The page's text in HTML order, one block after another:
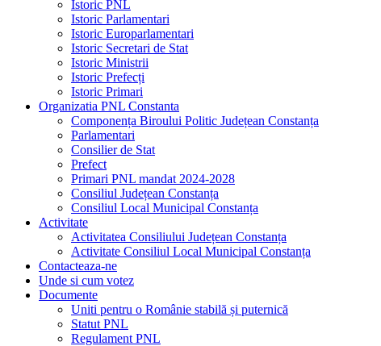
Istoric PNL
Istoric Parlamentari
Istoric Europarlamentari
Istoric Secretari de Stat
Istoric Ministrii
Istoric Prefecți
Istoric Primari
Organizatia PNL Constanta
Componența Biroului Politic Județean Constanța
Parlamentari
Consilier de Stat
Prefect
Primari PNL mandat 2024-2028
Consiliul Județean Constanța
Consiliul Local Municipal Constanța
Activitate
Activitatea Consiliului Județean Constanța
Activitate Consiliul Local Municipal Constanța
Contacteaza-ne
Unde si cum votez
Documente
Uniti pentru o Românie stabilă și puternică
Statut PNL
Regulament PNL